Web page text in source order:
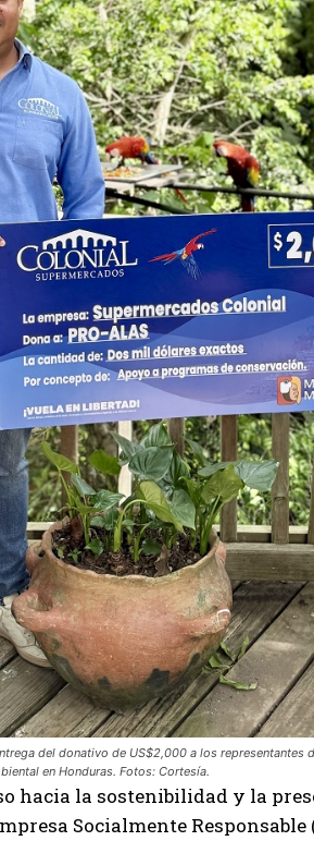
del donativo de US$2,000 a los representantes
en Honduras. Fotos: Cortesía.
hacia la sostenibilidad y la
Socialmente